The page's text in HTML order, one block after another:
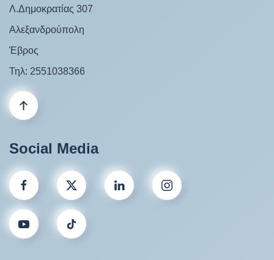
Λ.Δημοκρατίας 307
Αλεξανδρούπολη
Έβρος
Τηλ: 2551038366
Social Media